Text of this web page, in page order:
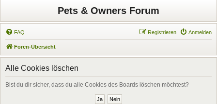
Pets & Owners Forum
FAQ Anmelden
Registrieren
Foren-Übersicht
Alle Cookies löschen
Bist du dir sicher, dass du alle Cookies des Boards löschen möchtest?